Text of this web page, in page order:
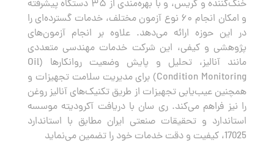
خنک‌کننده و گریس، و با بهره‌مندی از ۳۵ دستگاه پیشرفته
و امکان انجام ۶۰ نوع آزمون مختلف، خدمات گسترده‌ای را
در این حوزه ارائه می‌دهد. علاوه بر انجام آزمون‌های
پژوهشی و کیفی، این شرکت خدمات مهندسی متعددی
مانند آنالیز، تحلیل و پایش وضعیت روانکارها (Oil
Condition Monitoring) برای مدیریت سلامت تجهیزات و
همچنین عیب‌یابی تجهیزات از طریق تکنیک‌های آنالیز روغن
را نیز فراهم می‌کند. ری سان با دریافت آکرودیته موسسه
استاندارد و تحقیقات صنعتی ایران مطابق با استاندارد
17025، کیفیت و دقت خدمات خود را تضمین می‌نماید